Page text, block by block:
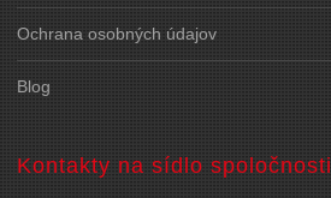
Ochrana osobných údajov
Blog
Kontakty na sídlo spoločnosti